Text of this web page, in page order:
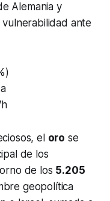
Alemania y
ante
el oro se
de los
de los 5.205
geopolítica